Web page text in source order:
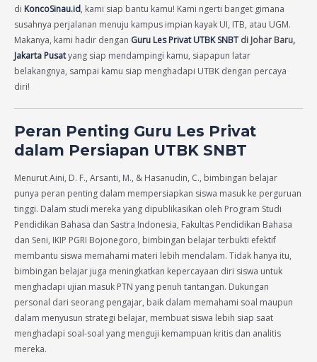
di KoncoSinau.id, kami siap bantu kamu! Kami ngerti banget gimana
susahnya perjalanan menuju kampus impian kayak UI, ITB, atau UGM.
Makanya, kami hadir dengan Guru Les Privat UTBK SNBT di Johar Baru,
Jakarta Pusatyang siap mendampingi kamu, siapapun latar
belakangnya, sampai kamu siap menghadapi UTBK dengan percaya
diri!
Peran Penting Guru Les Privat
dalam Persiapan UTBK SNBT
Menurut Aini, D. F., Arsanti, M., & Hasanudin, C., bimbingan belajar
punya peran penting dalam mempersiapkan siswa masuk ke perguruan
tinggi. Dalam studi mereka yang dipublikasikan oleh Program Studi
Pendidikan Bahasa dan Sastra Indonesia, Fakultas Pendidikan Bahasa
dan Seni, IKIP PGRI Bojonegoro, bimbingan belajar terbukti efektif
membantu siswa memahami materi lebih mendalam. Tidak hanya itu,
bimbingan belajar juga meningkatkan kepercayaan diri siswa untuk
menghadapi ujian masuk PTN yang penuh tantangan. Dukungan
personal dari seorang pengajar, baik dalam memahami soal maupun
dalam menyusun strategi belajar, membuat siswa lebih siap saat
menghadapi soal-soal yang menguji kemampuan kritis dan analitis
mereka.